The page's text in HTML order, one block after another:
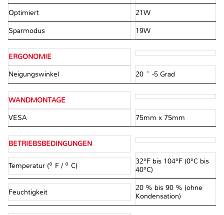
Optimiert 21W
Sparmodus 19W
ERGONOMIE
Neigungswinkel 20 ~ -5 Grad
WANDMONTAGE
VESA 75mm x 75mm
BETRIEBSBEDINGUNGEN
Temperatur (º F / º C)
32°F bis 104°F (0°C bis
40°C)
Feuchtigkeit
20 % bis 90 % (ohne
Kondensation)